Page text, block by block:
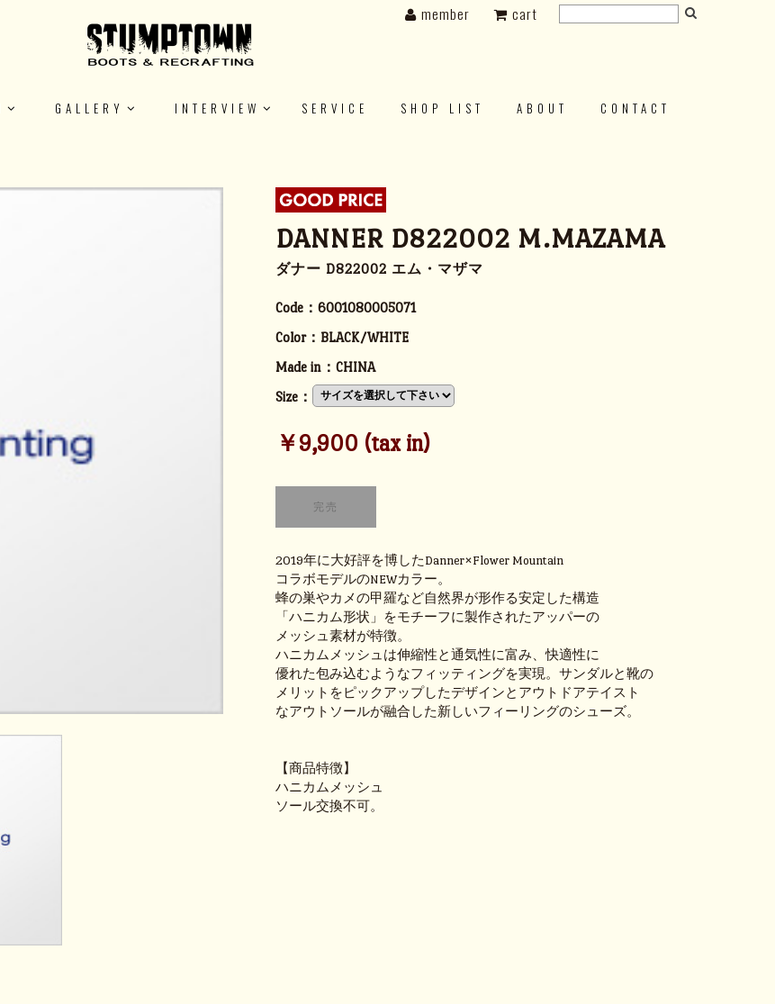
GALLERY INTERVIEW SERVICE SHOP LIST ABOUT CONTACT
member cart
DANNER D822002 M.MAZAMA
ダナー D822002 エム・マザマ
Code： 6001080005071
Color： BLACK/WHITE
Made in： CHINA
Size：
￥9,900 (tax in)
2019年に大好評を博したDanner×Flower Mountain
コラボモデルのNEWカラー。
蜂の巣やカメの甲羅など自然界が形作る安定した構造
「ハニカム形状」をモチーフに製作されたアッパーの
メッシュ素材が特徴。
ハニカムメッシュは伸縮性と通気性に富み、快適性に
優れた包み込むようなフィッティングを実現。サンダルと靴の
メリットをピックアップしたデザインとアウトドアテイスト
なアウトソールが融合した新しいフィーリングのシューズ。
【商品特徴】
ハニカムメッシュ
ソール交換不可。